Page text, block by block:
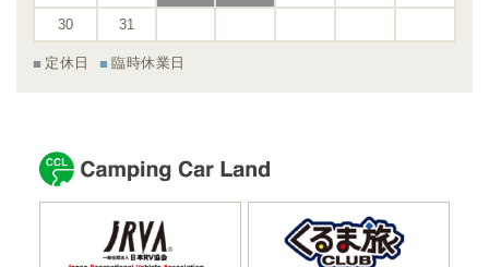
30 31
定休日 臨時休業日